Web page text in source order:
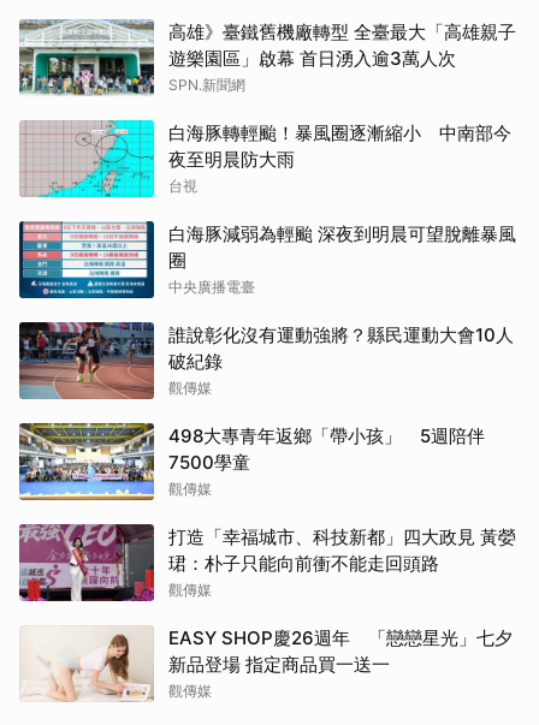
高雄》臺鐵舊機廠轉型 全臺最大「高雄親子
遊樂園區」啟幕 首日湧入逾3萬人次
SPN.新聞網
白海豚轉輕颱！暴風圈逐漸縮小 中南部今
夜至明晨防大雨
台視
白海豚減弱為輕颱 深夜到明晨可望脫離暴風
圈
中央廣播電臺
誰說彰化沒有運動強將？縣民運動大會10人
破紀錄
觀傳媒
498大專青年返鄉「帶小孩」 5週陪伴
7500學童
觀傳媒
打造「幸福城市、科技新都」四大政見 黃嫈
珺：朴子只能向前衝不能走回頭路
觀傳媒
EASY SHOP慶26週年 「戀戀星光」七夕
新品登場 指定商品買一送一
觀傳媒